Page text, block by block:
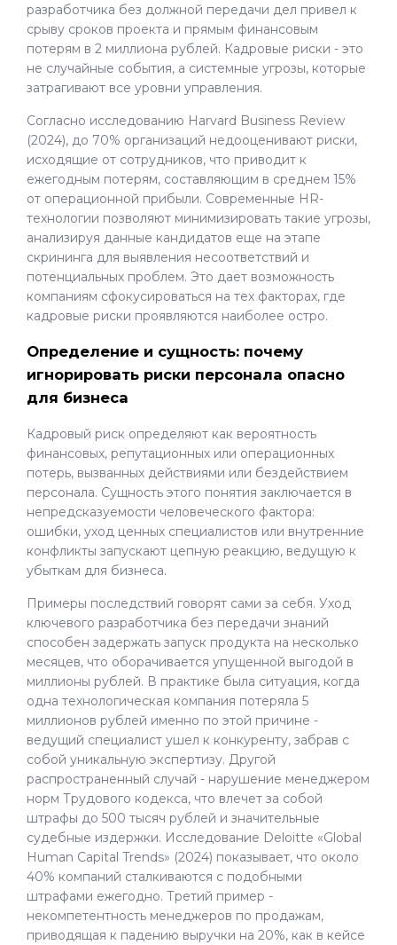
разработчика без должной передачи дел привел к
срыву сроков проекта и прямым финансовым
потерям в 2 миллиона рублей. Кадровые риски - это
не случайные события, а системные угрозы, которые
затрагивают все уровни управления.
Согласно исследованию Harvard Business Review
(2024), до 70% организаций недооценивают риски,
исходящие от сотрудников, что приводит к
ежегодным потерям, составляющим в среднем 15%
от операционной прибыли. Современные HR-
технологии позволяют минимизировать такие угрозы,
анализируя данные кандидатов еще на этапе
скрининга для выявления несоответствий и
потенциальных проблем. Это дает возможность
компаниям сфокусироваться на тех факторах, где
кадровые риски проявляются наиболее остро.
Определение и сущность: почему
игнорировать риски персонала опасно
для бизнеса
Кадровый риск определяют как вероятность
финансовых, репутационных или операционных
потерь, вызванных действиями или бездействием
персонала. Сущность этого понятия заключается в
непредсказуемости человеческого фактора:
ошибки, уход ценных специалистов или внутренние
конфликты запускают цепную реакцию, ведущую к
убыткам для бизнеса.
Примеры последствий говорят сами за себя. Уход
ключевого разработчика без передачи знаний
способен задержать запуск продукта на несколько
месяцев, что оборачивается упущенной выгодой в
миллионы рублей. В практике была ситуация, когда
одна технологическая компания потеряла 5
миллионов рублей именно по этой причине -
ведущий специалист ушел к конкуренту, забрав с
собой уникальную экспертизу. Другой
распространенный случай - нарушение менеджером
норм Трудового кодекса, что влечет за собой
штрафы до 500 тысяч рублей и значительные
судебные издержки. Исследование Deloitte «Global
Human Capital Trends» (2024) показывает, что около
40% компаний сталкиваются с подобными
штрафами ежегодно. Третий пример -
некомпетентность менеджеров по продажам,
приводящая к падению выручки на 20%, как в кейсе